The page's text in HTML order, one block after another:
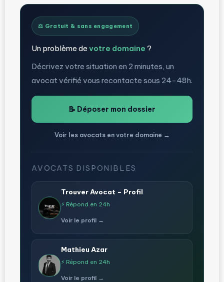
⚖️ Gratuit & sans engagement
Un problème de votre domaine ?
Décrivez votre situation en 2 minutes, un
avocat vérifié vous recontacte sous 24-48h.
📝 Déposer mon dossier
Voir les avocats en votre domaine →
AVOCATS DISPONIBLES
Trouver Avocat – Profil
⚡ Répond en 24h
Voir le profil →
Mathieu Azar
⚡ Répond en 24h
Voir le profil →